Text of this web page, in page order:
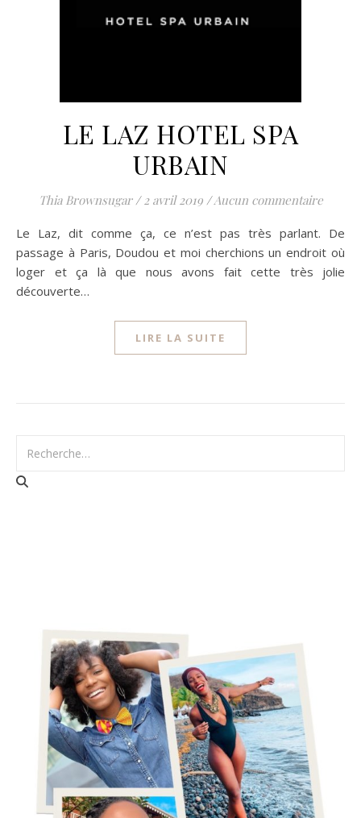
LE LAZ HOTEL SPA
URBAIN
Thia Brownsugar / 2 avril 2019 /Aucun commentaire
Le Laz, dit comme ça, ce n’est pas très parlant. De
passage à Paris, Doudou et moi cherchions un endroit où
loger et ça là que nous avons fait cette très jolie
découverte…
LIRE LA SUITE